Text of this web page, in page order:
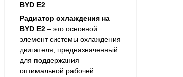
BYD E2
Радиатор охлаждения на
BYD E2 – это основной
элемент системы охлаждения
двигателя, предназначенный
для поддержания
оптимальной рабочей